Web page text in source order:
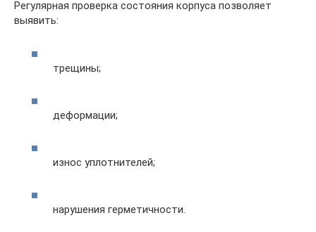
Регулярная проверка состояния корпуса позволяет
выявить:
трещины;
деформации;
износ уплотнителей;
нарушения герметичности.